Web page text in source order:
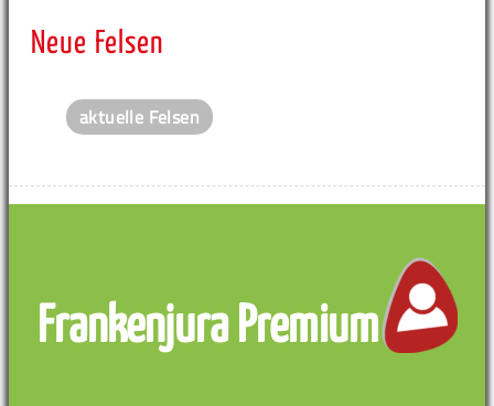
Neue Felsen
aktuelle Felsen
Frankenjura Premium